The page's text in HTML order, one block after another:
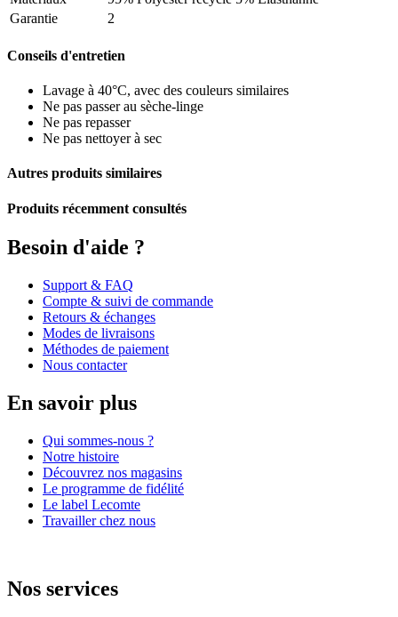
Garantie
2
Conseils d'entretien
Lavage à 40°C, avec des couleurs similaires
Ne pas passer au sèche-linge
Ne pas repasser
Ne pas nettoyer à sec
Autres produits similaires
Produits récemment consultés
Besoin d'aide ?
Support & FAQ
Compte & suivi de commande
Retours & échanges
Modes de livraisons
Méthodes de paiement
Nous contacter
En savoir plus
Qui sommes-nous ?
Notre histoire
Découvrez nos magasins
Le programme de fidélité
Le label Lecomte
Travailler chez nous
Nos services